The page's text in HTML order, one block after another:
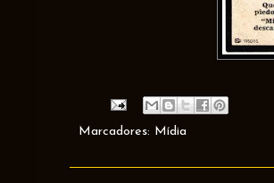
Marcadores: Mídia